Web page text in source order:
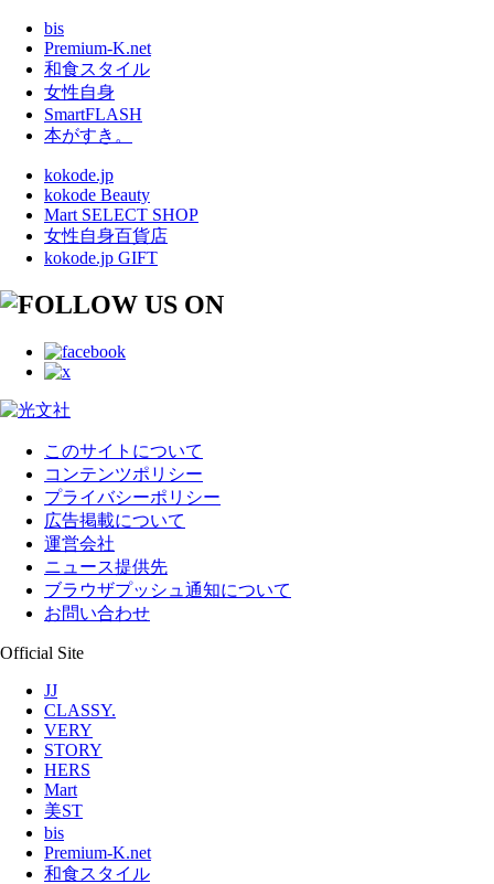
bis
Premium-K.net
和食スタイル
女性自身
SmartFLASH
本がすき。
kokode.jp
kokode Beauty
Mart SELECT SHOP
女性自身百貨店
kokode.jp GIFT
このサイトについて
コンテンツポリシー
プライバシーポリシー
広告掲載について
運営会社
ニュース提供先
ブラウザプッシュ通知について
お問い合わせ
Official Site
JJ
CLASSY.
VERY
STORY
HERS
Mart
美ST
bis
Premium-K.net
和食スタイル